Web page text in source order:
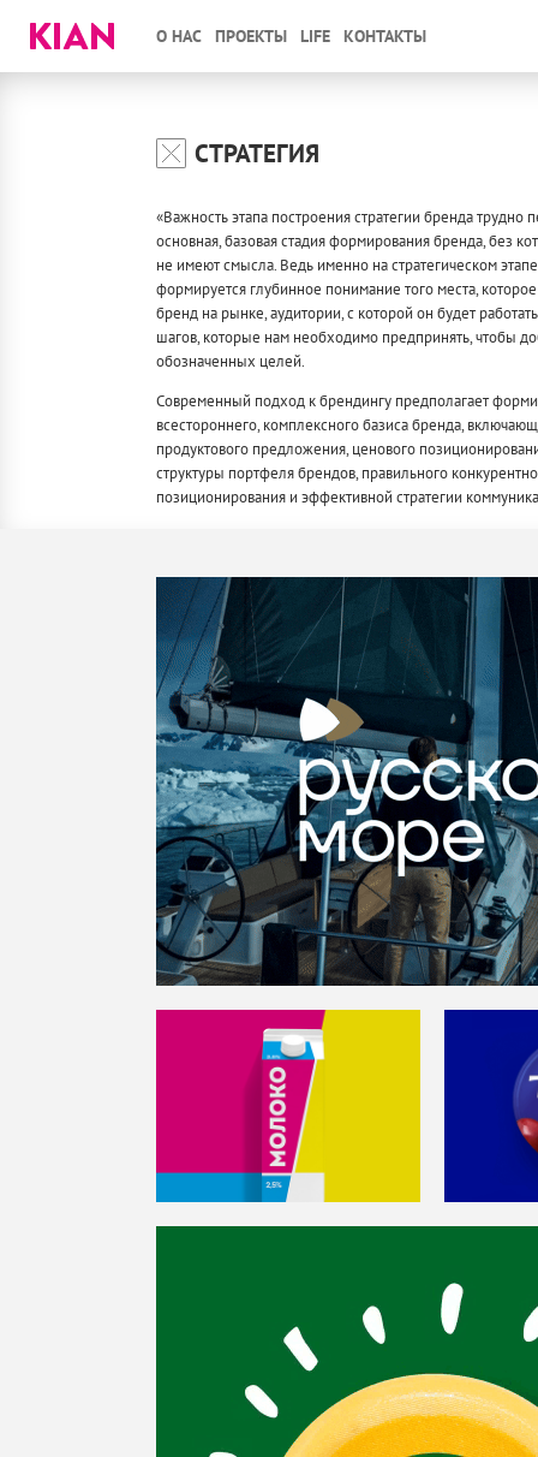
О НАС ПРОЕКТЫ LIFE КОНТАКТЫ
СТРАТЕГИЯ
«Важность этапа построения стратегии бренда трудно
основная, базовая стадия формирования бренда, без
не имеют смысла. Ведь именно на стратегическом
формируется глубинное понимание того места,
бренд на рынке, аудитории, с которой он будет
шагов, которые нам необходимо предпринять, чтобы
обозначенных целей.
Современный подход к брендингу предполагает
всестороннего, комплексного базиса бренда,
продуктового предложения, ценового
структуры портфеля брендов, правильного
позиционирования и эффективной стратегии